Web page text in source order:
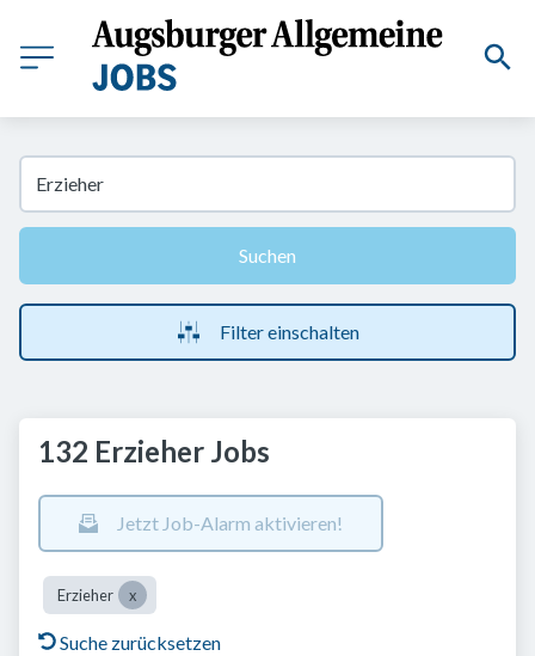
Suchen
Filter einschalten
132 Erzieher Jobs
Jetzt Job-Alarm aktivieren!
Erzieher
Suche zurücksetzen